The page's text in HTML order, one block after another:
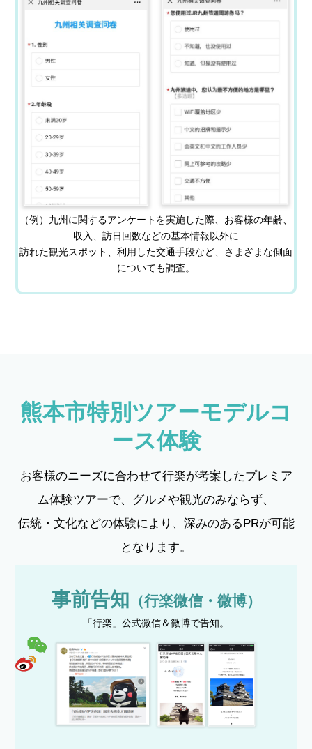
（例）九州に関するアンケートを実施した際、お客様の年齢、
収入、訪日回数などの基本情報以外に
訪れた観光スポット、利用した交通手段など、さまざまな側面
についても調査。
熊本市特別ツアーモデルコ
ース体験
お客様のニーズに合わせて行楽が考案したプレミア
ム体験ツアーで、グルメや観光のみならず、
伝統・文化などの体験により、深みのあるPRが可能
となります。
事前告知 （行楽微信・微博）
「行楽」公式微信＆微博で告知。